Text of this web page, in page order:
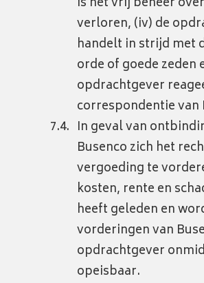
verloren, (iv) de
handelt in strijd met
orde of goede zeden
opdrachtgever
correspondentie van
In geval van
Busenco zich het
vergoeding te
kosten, rente en
heeft geleden en
vorderingen van
opdrachtgever
opeisbaar.